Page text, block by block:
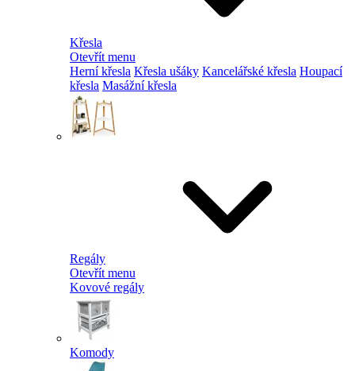
Křesla
Otevřít menu
Herní křesla Křesla ušáky Kancelářské křesla Houpací
křesla Masážní křesla
Regály
Otevřít menu
Kovové regály
Komody